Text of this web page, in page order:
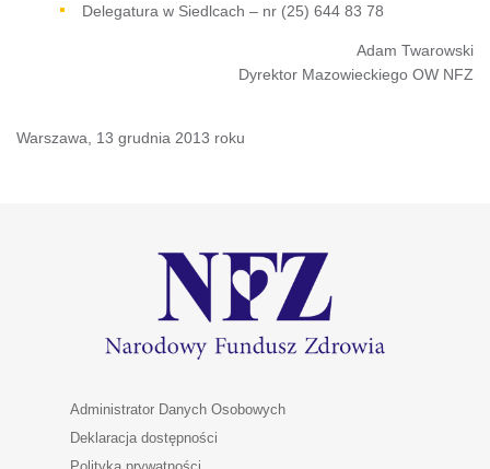
Delegatura w Siedlcach – nr (25) 644 83 78
Adam Twarowski
Dyrektor Mazowieckiego OW NFZ
Warszawa, 13 grudnia 2013 roku
Administrator Danych Osobowych
Deklaracja dostępności